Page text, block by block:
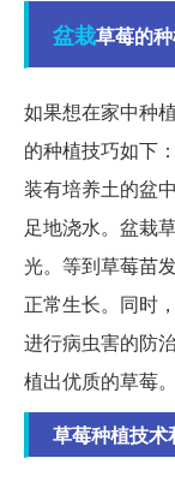
盆栽草莓的
如果想在家中种
的种植技巧如下
装有培养土的盆
足地浇水。盆栽
光。等到草莓苗
正常生长。同时
进行病虫害的防
植出优质的草莓。
草莓种植技术